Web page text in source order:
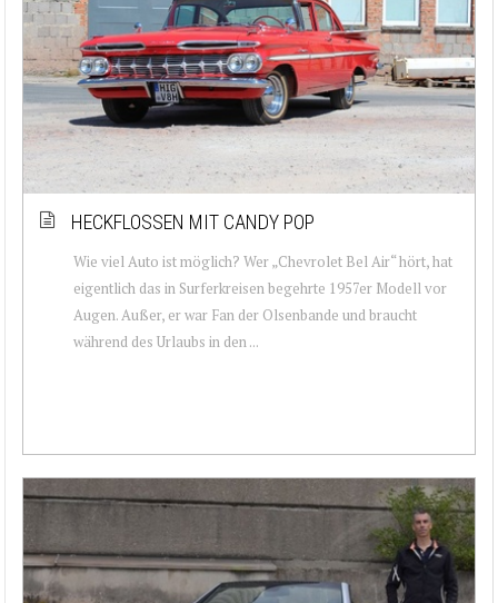
HECKFLOSSEN MIT CANDY POP
Wie viel Auto ist möglich? Wer „Chevrolet Bel Air“ hört, hat
eigentlich das in Surferkreisen begehrte 1957er Modell vor
Augen. Außer, er war Fan der Olsenbande und braucht
während des Urlaubs in den ...